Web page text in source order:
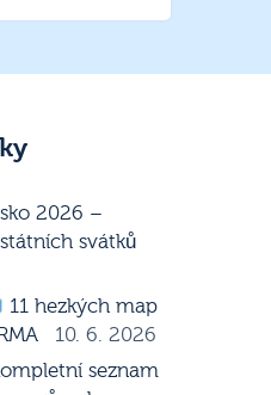
2026 –
svátků
11 hezkých map
10. 6. 2026
seznam